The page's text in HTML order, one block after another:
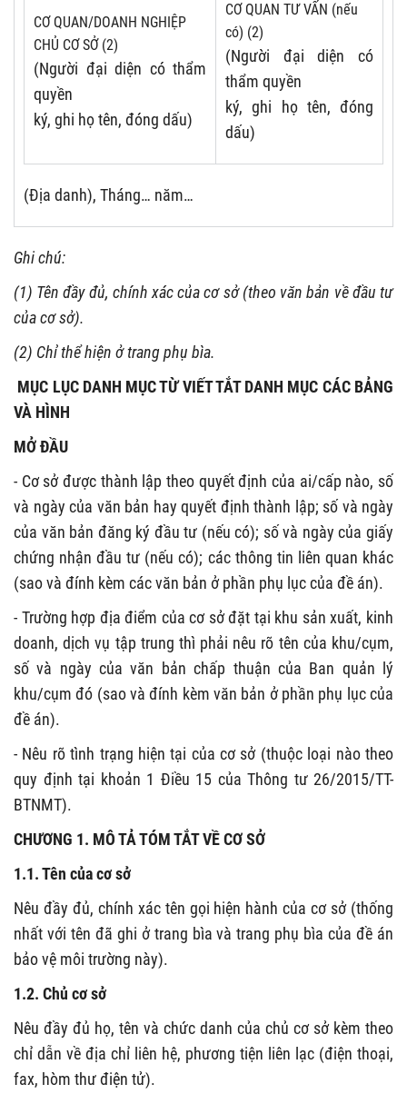
CƠ QUAN/DOANH NGHIỆP
CHỦ CƠ SỞ (2)
(Người đại diện có thẩm
quyền
ký, ghi họ tên, đóng dấu)
CƠ QUAN TƯ VẤN (nếu
có) (2)
(Người đại diện có
thẩm quyền
ký, ghi họ tên, đóng
dấu)
(Địa danh), Tháng… năm…
Ghi chú:
(1) Tên đầy đủ, chính xác của cơ sở (theo văn bản về đầu tư
của cơ sở).
(2) Chỉ thể hiện ở trang phụ bìa.
MỤC LỤC DANH MỤC TỪ VIẾT TẮT DANH MỤC CÁC BẢNG
VÀ HÌNH
MỞ ĐẦU
- Cơ sở được thành lập theo quyết định của ai/cấp nào, số
và ngày của văn bản hay quyết định thành lập; số và ngày
của văn bản đăng ký đầu tư (nếu có); số và ngày của giấy
chứng nhận đầu tư (nếu có); các thông tin liên quan khác
(sao và đính kèm các văn bản ở phần phụ lục của đề án).
- Trường hợp địa điểm của cơ sở đặt tại khu sản xuất, kinh
doanh, dịch vụ tập trung thì phải nêu rõ tên của khu/cụm,
số và ngày của văn bản chấp thuận của Ban quản lý
khu/cụm đó (sao và đính kèm văn bản ở phần phụ lục của
đề án).
- Nêu rõ tình trạng hiện tại của cơ sở (thuộc loại nào theo
quy định tại khoản 1 Điều 15 của Thông tư 26/2015/TT-
BTNMT).
CHƯƠNG 1. MÔ TẢ TÓM TẮT VỀ CƠ SỞ
1.1. Tên của cơ sở
Nêu đầy đủ, chính xác tên gọi hiện hành của cơ sở (thống
nhất với tên đã ghi ở trang bìa và trang phụ bìa của đề án
bảo vệ môi trường này).
1.2. Chủ cơ sở
Nêu đầy đủ họ, tên và chức danh của chủ cơ sở kèm theo
chỉ dẫn về địa chỉ liên hệ, phương tiện liên lạc (điện thoại,
fax, hòm thư điện tử).